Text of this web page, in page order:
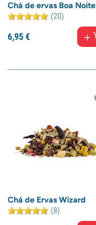
Chá de ervas Boa Noite
(20)
6,95€
Chá de Ervas Wizard
(8)